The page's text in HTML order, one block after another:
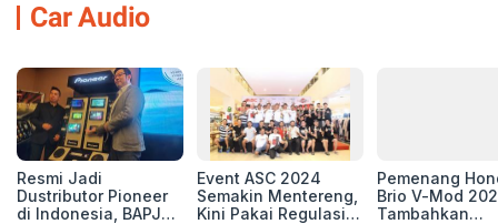
Car Audio
Resmi Jadi
Dustributor Pioneer
di Indonesia, BAPJ
Event ASC 2024
Semakin Mentereng,
Kini Pakai Regulasi
Pemenang
Brio V-Mod
Tambahkan